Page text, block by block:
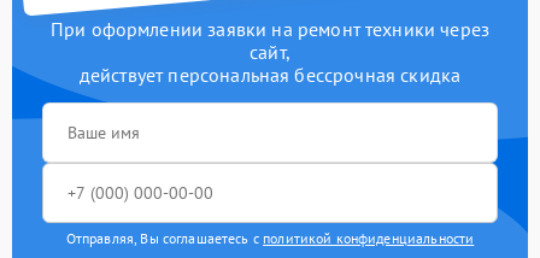
При оформлении заявки на ремонт техники через
сайт,
действует персональная бессрочная скидка
Отправляя, Вы соглашаетесь с политикой конфиденциальности